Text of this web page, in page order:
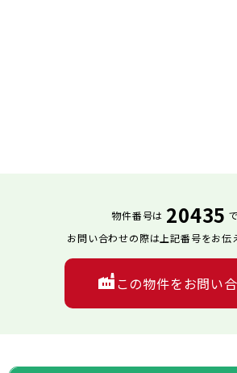
物件番号は 20435
お問い合わせの際は上記番号をお伝
この物件をお問い